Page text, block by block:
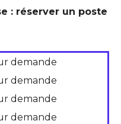
: réserver un poste
demande
demande
demande
demande